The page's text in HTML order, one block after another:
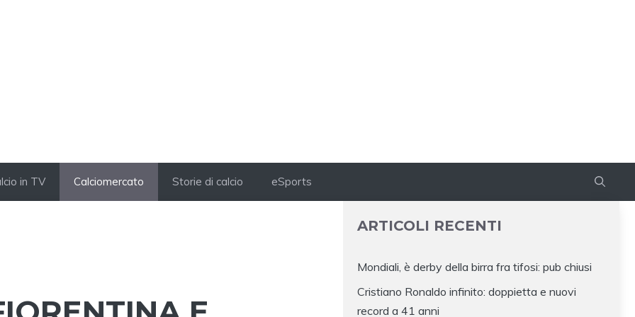
in TV Calciomercato Storie di calcio eSports
ARTICOLI RECENTI
Mondiali, è derby della birra fra tifosi: pub chiusi
Cristiano Ronaldo infinito: doppietta e nuovi
record a 41 anni